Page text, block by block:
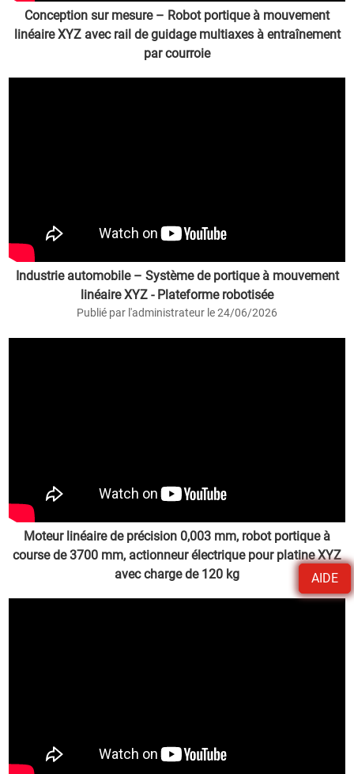
AIDE
Conception sur mesure – Robot portique à mouvement
linéaire XYZ avec rail de guidage multiaxes à entraînement
par courroie
Industrie automobile – Système de portique à mouvement
linéaire XYZ - Plateforme robotisée
Publié par l'administrateur le 24/06/2026
Moteur linéaire de précision 0,003 mm, robot portique à
course de 3700 mm, actionneur électrique pour platine XYZ
avec charge de 120 kg